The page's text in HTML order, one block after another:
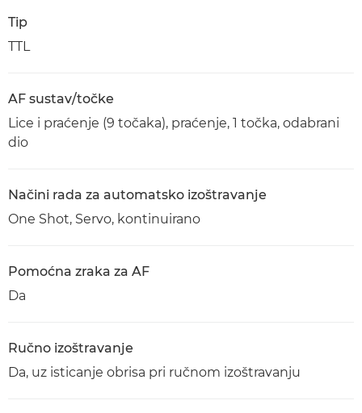
Tip
TTL
AF sustav/točke
Lice i praćenje (9 točaka), praćenje, 1 točka, odabrani
dio
Načini rada za automatsko izoštravanje
One Shot, Servo, kontinuirano
Pomoćna zraka za AF
Da
Ručno izoštravanje
Da, uz isticanje obrisa pri ručnom izoštravanju